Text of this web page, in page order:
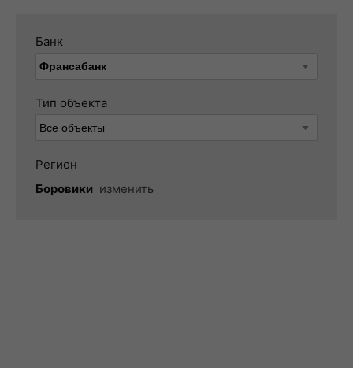
Банк
Тип объекта
Регион
Боровики изменить